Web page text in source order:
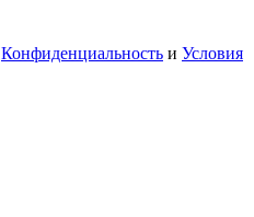
Конфиденциальность и Условия